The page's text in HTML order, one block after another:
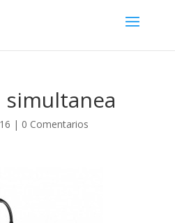
| 0 Comentarios